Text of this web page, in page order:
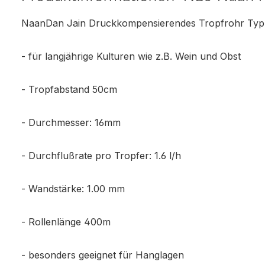
NaanDan Jain Druckkompensierendes Tropfrohr
- für langjährige Kulturen wie z.B. Wein und Obst
- Tropfabstand 50cm
- Durchmesser: 16mm
- Durchflußrate pro Tropfer: 1.6 l/h
- Wandstärke: 1.00 mm
- Rollenlänge 400m
- besonders geeignet für Hanglagen